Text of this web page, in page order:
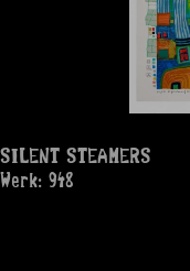
SILENT STEAMERS
Werk: 948